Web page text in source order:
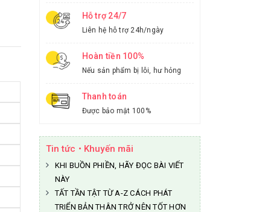
Hỗ trợ 24/7
Liên hệ hỗ trợ 24h/ngày
Hoàn tiền 100%
Nếu sản phẩm bị lỗi, hư hỏng
Thanh toán
Được bảo mật 100%
Tin tức • Khuyến mãi
KHI BUỒN PHIỀN, HÃY ĐỌC BÀI VIẾT
NÀY
TẤT TẦN TẬT TỪ A-Z CÁCH PHÁT
TRIỂN BẢN THÂN TRỞ NÊN TỐT HƠN